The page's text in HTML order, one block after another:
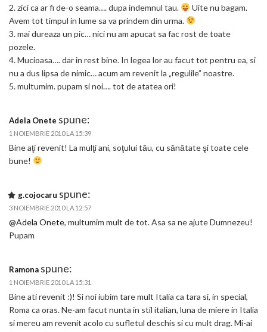
2. zici ca ar fi de-o seama…. dupa indemnul tau.
Uite nu bagam.
Avem tot timpul in lume sa va prindem din urma.
3. mai dureaza un pic… nici nu am apucat sa fac rost de toate
pozele.
4. Mucioasa…. dar in rest bine. In legea lor au facut tot pentru ea, si
nu a dus lipsa de nimic… acum am revenit la „regulile” noastre.
5. multumim. pupam si noi…. tot de atatea ori!
Adela Onete spune:
1 NOIEMBRIE 2010 LA 15:39
Bine aţi revenit! La mulţi ani, soţului tău, cu sănătate şi toate cele
bune!
g.cojocaru spune:
3 NOIEMBRIE 2010 LA 12:57
@Adela Onete, multumim mult de tot. Asa sa ne ajute Dumnezeu!
Pupam
Ramona spune:
1 NOIEMBRIE 2010 LA 15:31
Bine ati revenit :)! Si noi iubim tare mult Italia ca tara si, in special,
Roma ca oras. Ne-am facut nunta in stil italian, luna de miere in Italia
si mereu am revenit acolo cu sufletul deschis si cu mult drag. Mi-ai